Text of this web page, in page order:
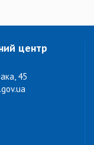
центр
45